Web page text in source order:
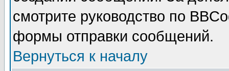
смотрите руководство по
формы отправки сообщений.
Вернуться к началу